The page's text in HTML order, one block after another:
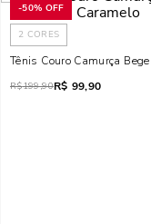
-50% OFF
2 CORES
Tênis Couro Camurça Bege
R$199,90R$ 99,90